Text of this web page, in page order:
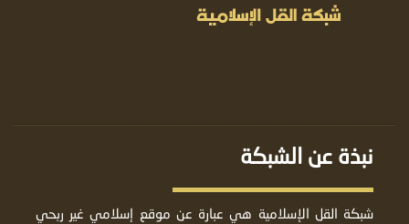
نبذة عن الشبكة
شبكة القل الإسلامية هي عبارة عن موقع إسلامي غير ربحي